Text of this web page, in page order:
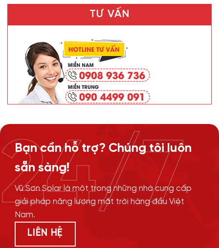
TƯ VẤN
Bạn cần hỗ trợ? Chúng tôi luôn
sẵn sàng!
Vũ Sơn Solar là một trong những nhà cung cấp
giải pháp năng lượng mặt trời hàng đầu Việt
Nam.
LIÊN HỆ
24/7